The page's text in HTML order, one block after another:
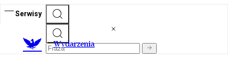
Serwisy
Wydarzenia